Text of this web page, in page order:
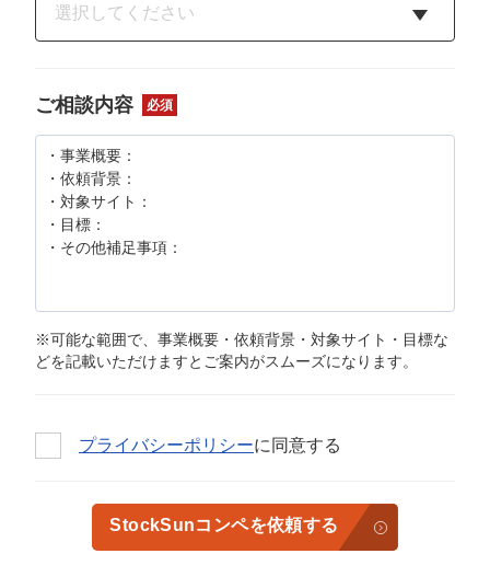
選択してください
ご相談内容 必須
※可能な範囲で、事業概要・依頼背景・対象サイト・目標な
どを記載いただけますとご案内がスムーズになります。
プライバシーポリシーに同意する
StockSunコンペを依頼する